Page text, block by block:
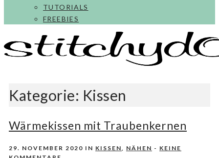
TUTORIALS
FREEBIES
stitchydoo
Kategorie: Kissen
Wärmekissen mit Traubenkernen
29. NOVEMBER 2020 IN KISSEN, NÄHEN - KEINE